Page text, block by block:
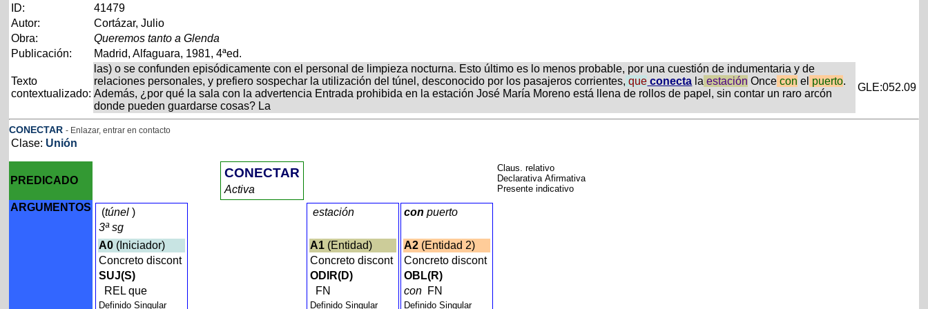
ID:
41479
Autor:
Cortázar, Julio
Obra:
Queremos tanto a Glenda
Publicación:
Madrid, Alfaguara, 1981, 4ªed.
Texto
contextualizado:
las) o se confunden episódicamente con el personal de limpieza nocturna. Esto último es lo menos probable, por una cuestión de indumentaria y de
relaciones personales, y prefiero sospechar la utilización del túnel, desconocido por los pasajeros corrientes, que conecta la estación Once con el puerto.
Además, ¿por qué la sala con la advertencia Entrada prohibida en la estación José María Moreno está llena de rollos de papel, sin contar un raro arcón
donde pueden guardarse cosas? La
GLE:052.09
CONECTAR - Enlazar, entrar en contacto
Clase: Unión
PREDICADO
CONECTAR
Activa
Claus. relativo
Declarativa Afirmativa
Presente indicativo
ARGUMENTOS (túnel )
3ª sg
A0 (Iniciador)
Concreto discont
SUJ(S)
REL que
Definido Singular
estación
A1 (Entidad)
Concreto discont
ODIR(D)
FN
Definido Singular
con puerto
A2 (Entidad 2)
Concreto discont
OBL(R)
con FN
Definido Singular